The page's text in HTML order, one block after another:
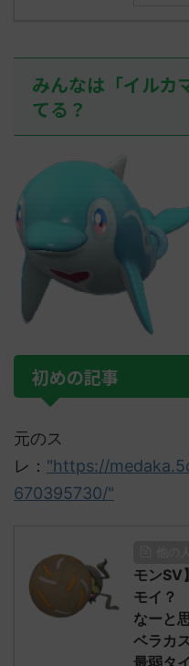
みんなは「イルカ
てる？
初めの記事
元のス
レ： "https://
670395730/"
モンSV
モイ？
なーと
ベラカ
最弱タ